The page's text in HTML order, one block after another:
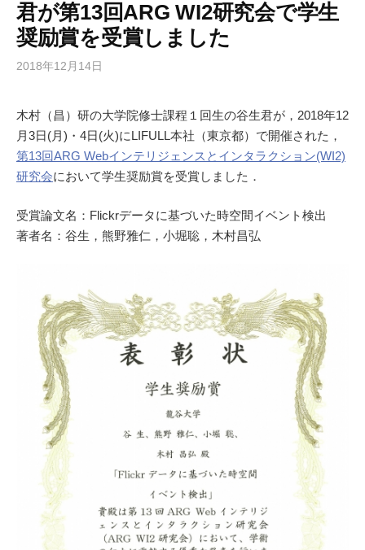
君が第13回ARG WI2研究会で学生
奨励賞を受賞しました
2018年12月14日
木村（昌）研の大学院修士課程１回生の谷生君が，2018年12
月3日(月)・4日(火)にLIFULL本社（東京都）で開催された，
第13回ARG Webインテリジェンスとインタラクション(WI2)
研究会において学生奨励賞を受賞しました．
受賞論文名：Flickrデータに基づいた時空間イベント検出
著者名：谷生，熊野雅仁，小堀聡，木村昌弘